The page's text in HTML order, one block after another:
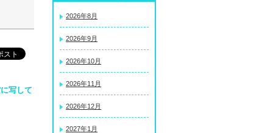
2026年8月
2026年9月
2026年10月
2026年11月
2026年12月
2027年1月
写して